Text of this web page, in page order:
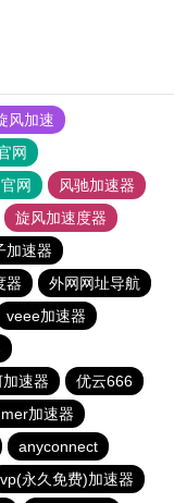
风加速
网
网
风驰加速器
旋风加速度器
加速器
器
外网网址导航
veee加速器
速器
优云666
加速器
anyconnect
vp(永久免费)加速器